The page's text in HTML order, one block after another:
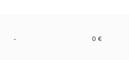
- 0 €